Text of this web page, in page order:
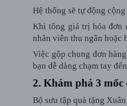
Hệ thống sẽ tự động
Khi tổng giá trị hóa đơn
nhân viên thu ngân hoặc
Việc gộp chung đơn
bạn dễ dàng chạm tay
2. Khám phá 3
Bộ sưu tập quà tặng